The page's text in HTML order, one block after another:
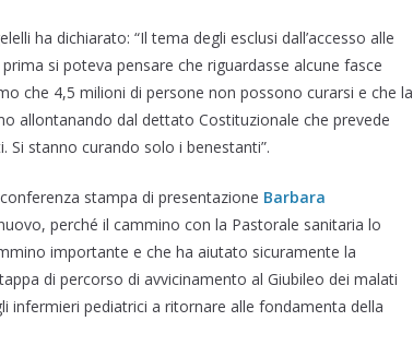
ha dichiarato: “Il tema degli esclusi dall’accesso alle
si poteva pensare che riguardasse alcune fasce
che 4,5 milioni di persone non possono curarsi e che la
allontanando dal dettato Costituzionale che prevede
Si stanno curando solo i benestanti”.
stampa di presentazione Barbara
perché il cammino con la Pastorale sanitaria lo
importante e che ha aiutato sicuramente la
di percorso di avvicinamento al Giubileo dei malati
infermieri pediatrici a ritornare alle fondamenta della